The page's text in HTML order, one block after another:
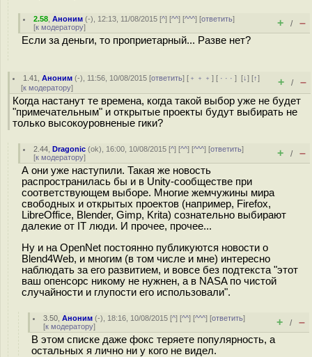
2.58 ,Аноним (-), 12:13, 11/08/2015 [^] [^^] [^^^] [ответить]
[к модератору] + / –
Если за деньги, то проприетарный... Разве нет?
1.41 ,Аноним (-), 11:56, 10/08/2015 [ответить] [ ﹢﹢﹢] [ · · ·][↓] [↑]
[к модератору] + / –
Когда настанут те времена, когда такой выбор уже не будет
"примечательным" и открытые проекты будут выбирать не
только высокоуровненые гики?
2.44 ,Dragonic (ok), 16:00, 10/08/2015 [^] [^^] [^^^] [ответить]
[к модератору] + / –
А они уже наступили. Такая же новость
распространилась бы и в Unity-сообществе при
соответствующем выборе. Многие жемчужины мира
свободных и открытых проектов (например, Firefox,
LibreOffice, Blender, Gimp, Krita) сознательно выбирают
далекие от IT люди. И прочее, прочее...
Ну и на OpenNet постоянно публикуются новости о
Blend4Web, и многим (в том числе и мне) интересно
наблюдать за его развитием, и вовсе без подтекста "этот
ваш опенсорс никому не нужнен, а в NASA по чистой
случайности и глупости его использовали".
3.50 ,Аноним (-), 18:16, 10/08/2015 [^] [^^] [^^^] [ответить]
[к модератору] + / –
В этом списке даже фокс теряете популярность, а
остальных я лично ни у кого не видел.